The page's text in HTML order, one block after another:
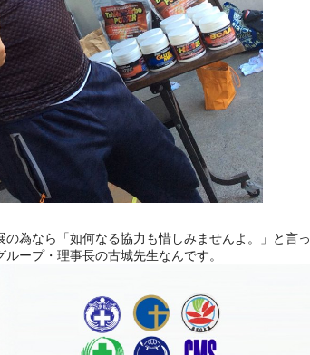
為なら「如何なる協力も惜しみませんよ。」と言っ
ープ・理事長の古城先生なんです。